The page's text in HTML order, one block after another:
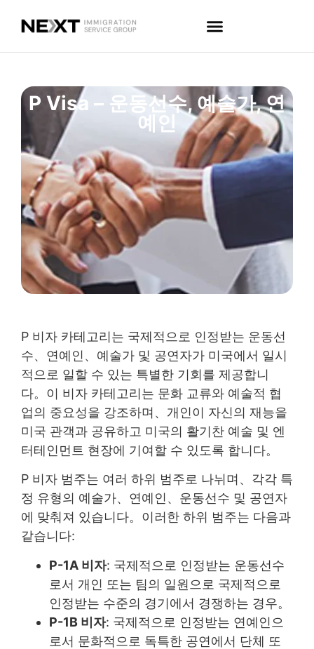
P Visa – 운동선수, 예술가, 연
예인
P 비자 카테고리는 국제적으로 인정받는 운동선
수、연예인、예술가 및 공연자가 미국에서 일시
적으로 일할 수 있는 특별한 기회를 제공합니
다。이 비자 카테고리는 문화 교류와 예술적 협
업의 중요성을 강조하며、개인이 자신의 재능을
미국 관객과 공유하고 미국의 활기찬 예술 및 엔
터테인먼트 현장에 기여할 수 있도록 합니다。
P 비자 범주는 여러 하위 범주로 나뉘며、각각 특
정 유형의 예술가、연예인、운동선수 및 공연자
에 맞춰져 있습니다。이러한 하위 범주는 다음과
같습니다:
P-1A 비자: 국제적으로 인정받는 운동선수
로서 개인 또는 팀의 일원으로 국제적으로
인정받는 수준의 경기에서 경쟁하는 경우。
P-1B 비자: 국제적으로 인정받는 연예인으
로서 문화적으로 독특한 공연에서 단체 또